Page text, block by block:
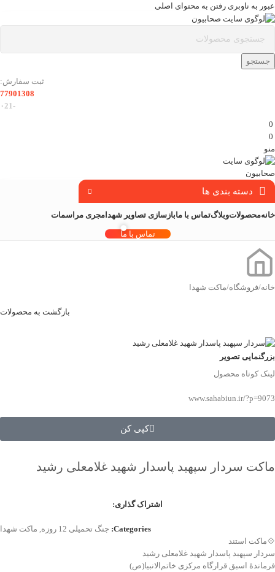
عبور به ناوبری رفتن به محتوای اصلی
جستجو
ثبت سفارش:
77901308
-۰21
0
0
منو
دسته بندی ها
خانهمحصولاتوبلاگتماس با مابازسازی تصاویر شهدا مجری مراسمات
تماس با ما
خانه/فروشگاه/ماکت شهدا
بازگشت به محصولات
بزرگنمایی تصویر
لینک کوتاه محصول
www.sahabiun.ir/?p=9073
کپی کن
ماکت سردار سپهبد پاسدار شهید غلامعلی رشید
اشتراک گذاری:
Categories: جنگ تحمیلی 12 روزه , ماکت شهدا
💠ماکت استند
سردار سپهبد پاسدار شهید غلامعلی رشید
فرماندهٔ اسبق قرارگاه مرکزی خاتم‌الانبیا(ص)